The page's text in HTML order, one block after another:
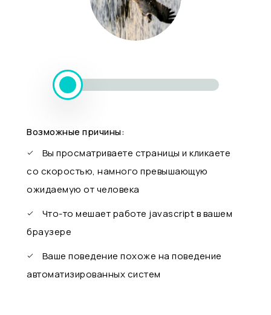
Возможные причины:
Вы просматриваете страницы и кликаете
со скоростью, намного превышающую
ожидаемую от человека
Что-то мешает работе javascript в вашем
браузере
Ваше поведение похоже на поведение
автоматизированных систем